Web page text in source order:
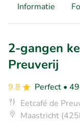
Informatie
2-gangen
Preuverij
9.8 Perfect •
Eetcafé de
Maastricht